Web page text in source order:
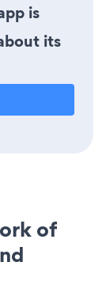
is
its
of